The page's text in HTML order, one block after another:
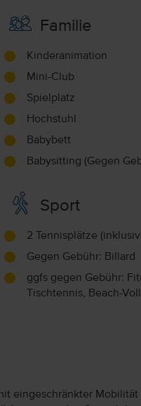
Familie
Kinderanimation
Mini-Club
Spielplatz
Hochstuhl
Babybett
Babysitting (Gegen
Sport
2 Tennisplätze
Gegen Gebühr: Billard
ggfs gegen Gebühr:
Tischtennis, Beach-
eingeschränkter